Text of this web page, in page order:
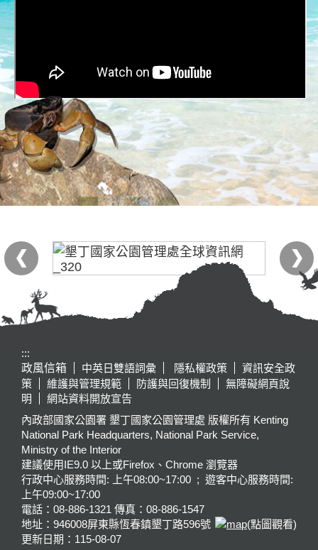
:::
政風信箱
中英日雙語詞彙 隱私權政策
資訊安全政
策
維護與管理規範 防護與回復機制
無障礙網頁說
明
網站資料開放宣告
內政部國家公園署 墾丁國家公園管理處 版權所有 Kenting
National Park Headquarters, National Park Service,
Ministry of the Interior
建議使用IE9.0 以上或Firefox、Chrome 瀏覽器
行政中心服務時間: 上午08:00~17:00 ; 遊客中心服務時間:
上午09:00~17:00
電話：08-886-1321 傳真：08-886-1547
地址：946008屏東縣恆春鎮墾丁路596號
(點圖觀看)
更新日期： 115-08-07